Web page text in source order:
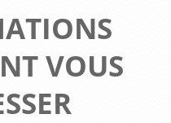
VOUS